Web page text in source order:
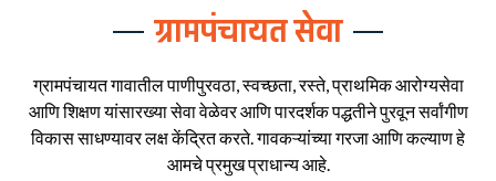
ग्रामपंचायत सेवा
ग्रामपंचायत गावातील पाणीपुरवठा, स्वच्छता, रस्ते, प्राथमिक आरोग्यसेवा
आणि शिक्षण यांसारख्या सेवा वेळेवर आणि पारदर्शक पद्धतीने पुरवून सर्वांगीण
विकास साधण्यावर लक्ष केंद्रित करते. गावकऱ्यांच्या गरजा आणि कल्याण हे
आमचे प्रमुख प्राधान्य आहे.